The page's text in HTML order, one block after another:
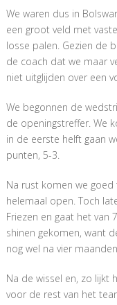
We waren dus in
een groot veld met
losse palen. Gezien de
de coach dat we maar
niet uitglijden over een
We begonnen de
de openingstreffer. We
in de eerste helft gaan
punten, 5-3.
Na rust komen we
helemaal open. Toch
Friezen en gaat het van
shinen gekomen, want
nog wel na vier
Na de wissel en, zo lijkt
voor de rest van het